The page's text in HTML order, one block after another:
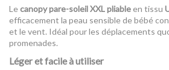
Le canopy pare-soleil XXL pliable en tissu
efficacement la peau sensible de bébé
et le vent. Idéal pour les déplacements
promenades.
Léger et facile à utiliser